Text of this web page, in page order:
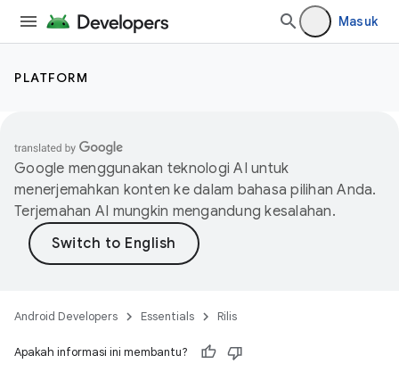
Masuk
PLATFORM
Google menggunakan teknologi AI untuk
menerjemahkan konten ke dalam bahasa pilihan Anda.
Terjemahan AI mungkin mengandung kesalahan.
Android Developers Essentials Rilis
Apakah informasi ini membantu?